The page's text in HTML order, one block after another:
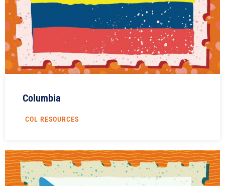
Columbia
COL RESOURCES